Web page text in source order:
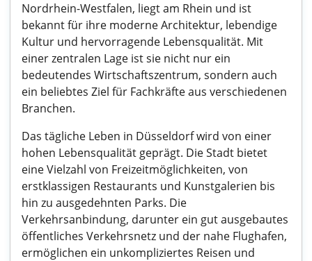
Nordrhein-Westfalen, liegt am Rhein und ist
bekannt für ihre moderne Architektur, lebendige
Kultur und hervorragende Lebensqualität. Mit
einer zentralen Lage ist sie nicht nur ein
bedeutendes Wirtschaftszentrum, sondern auch
ein beliebtes Ziel für Fachkräfte aus verschiedenen
Branchen.
Das tägliche Leben in Düsseldorf wird von einer
hohen Lebensqualität geprägt. Die Stadt bietet
eine Vielzahl von Freizeitmöglichkeiten, von
erstklassigen Restaurants und Kunstgalerien bis
hin zu ausgedehnten Parks. Die
Verkehrsanbindung, darunter ein gut ausgebautes
öffentliches Verkehrsnetz und der nahe Flughafen,
ermöglichen ein unkompliziertes Reisen und